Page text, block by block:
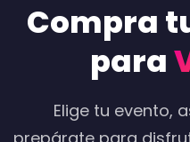
Compra
para
Elige tu evento,